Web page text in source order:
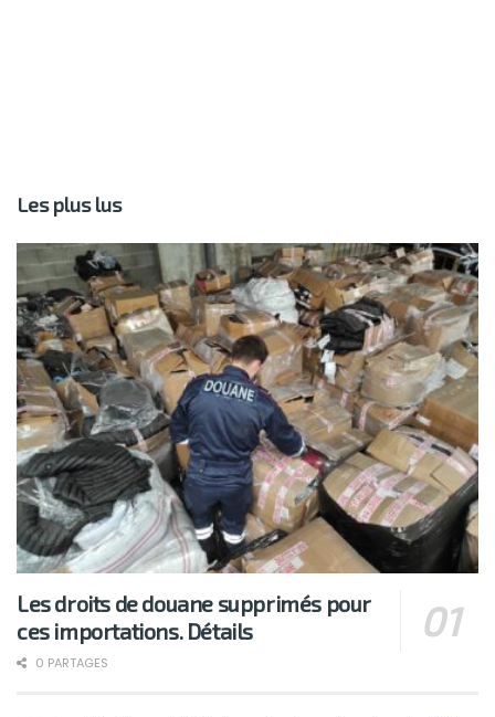
Les plus lus
Les droits de douane supprimés pour
ces importations. Détails
0 PARTAGES